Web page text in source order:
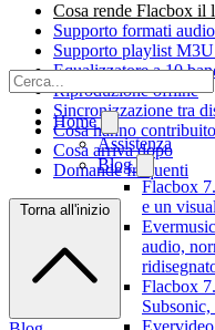
Home
Assistenza
Blog
Flacbox
e un
audio,
Flacbox
Cosa rende Flacbox il
Supporto formati
Supporto playlist
Equalizzatore a 10
Riproduzione offline
Sincronizzazione tra
Cosa hanno
Cosa arriva dopo
Domande frequenti
Torna all'inizio